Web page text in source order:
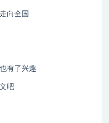
向全国
有了兴趣
吧